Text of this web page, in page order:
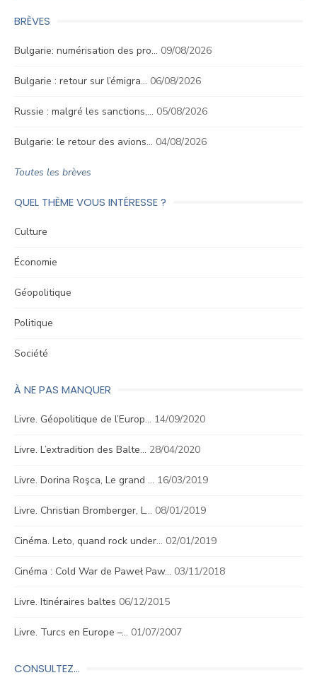
BRÈVES
Bulgarie: numérisation des pro… 09/08/2026
Bulgarie : retour sur l’émigra… 06/08/2026
Russie : malgré les sanctions,… 05/08/2026
Bulgarie: le retour des avions… 04/08/2026
Toutes les brèves
QUEL THÈME VOUS INTÉRESSE ?
Culture
Économie
Géopolitique
Politique
Société
À NE PAS MANQUER
Livre. Géopolitique de l’Europ… 14/09/2020
Livre. L’extradition des Balte… 28/04/2020
Livre. Dorina Roşca, Le grand … 16/03/2019
Livre. Christian Bromberger, L… 08/01/2019
Cinéma. Leto, quand rock under… 02/01/2019
Cinéma : Cold War de Paweł Paw… 03/11/2018
Livre. Itinéraires baltes 06/12/2015
Livre. Turcs en Europe –… 01/07/2007
CONSULTEZ…